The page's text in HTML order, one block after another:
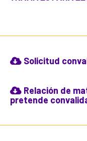
Solicitud
Relación de
pretende